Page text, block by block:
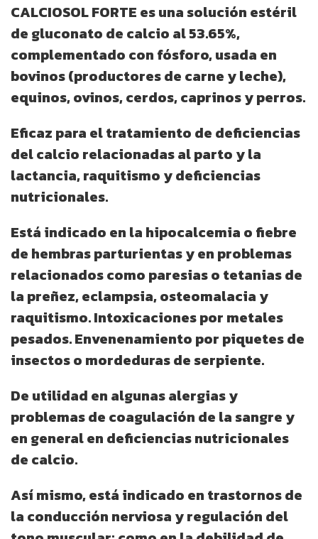
CALCIOSOL FORTE es una solución estéril
de gluconato de calcio al 53.65%,
complementado con fósforo, usada en
bovinos (productores de carne y leche),
equinos, ovinos, cerdos, caprinos y perros.
Eficaz para el tratamiento de deficiencias
del calcio relacionadas al parto y la
lactancia, raquitismo y deficiencias
nutricionales.
Está indicado en la hipocalcemia o fiebre
de hembras parturientas y en problemas
relacionados como paresias o tetanias de
la preñez, eclampsia, osteomalacia y
raquitismo. Intoxicaciones por metales
pesados. Envenenamiento por piquetes de
insectos o mordeduras de serpiente.
De utilidad en algunas alergias y
problemas de coagulación de la sangre y
en general en deficiencias nutricionales
de calcio.
Así mismo, está indicado en trastornos de
la conducción nerviosa y regulación del